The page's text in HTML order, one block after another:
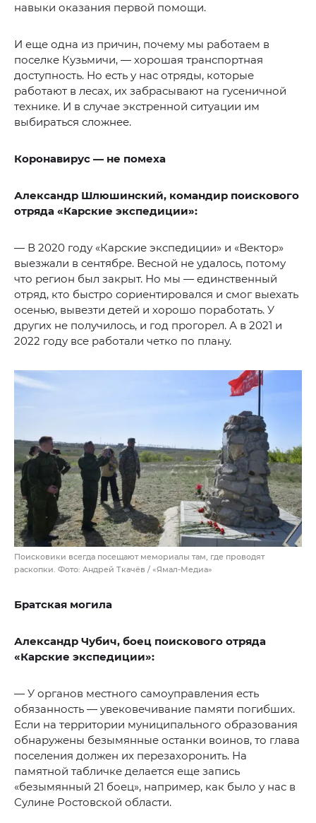
навыки оказания первой помощи.
И еще одна из причин, почему мы работаем в
поселке Кузьмичи, — хорошая транспортная
доступность. Но есть у нас отряды, которые
работают в лесах, их забрасывают на гусеничной
технике. И в случае экстренной ситуации им
выбираться сложнее.
Коронавирус — не помеха
Александр Шлюшинский, командир поискового
отряда «Карские экспедиции»:
— В 2020 году «Карские экспедиции» и «Вектор»
выезжали в сентябре. Весной не удалось, потому
что регион был закрыт. Но мы — единственный
отряд, кто быстро сориентировался и смог выехать
осенью, вывезти детей и хорошо поработать. У
других не получилось, и год прогорел. А в 2021 и
2022 году все работали четко по плану.
Поисковики всегда посещают мемориалы там, где проводят
раскопки. Фото: Андрей Ткачёв / «Ямал-Медиа»
Братская могила
Александр Чубич, боец поискового отряда
«Карские экспедиции»:
— У органов местного самоуправления есть
обязанность — увековечивание памяти погибших.
Если на территории муниципального образования
обнаружены безымянные останки воинов, то глава
поселения должен их перезахоронить. На
памятной табличке делается еще запись
«безымянный 21 боец», например, как было у нас в
Сулине Ростовской области.